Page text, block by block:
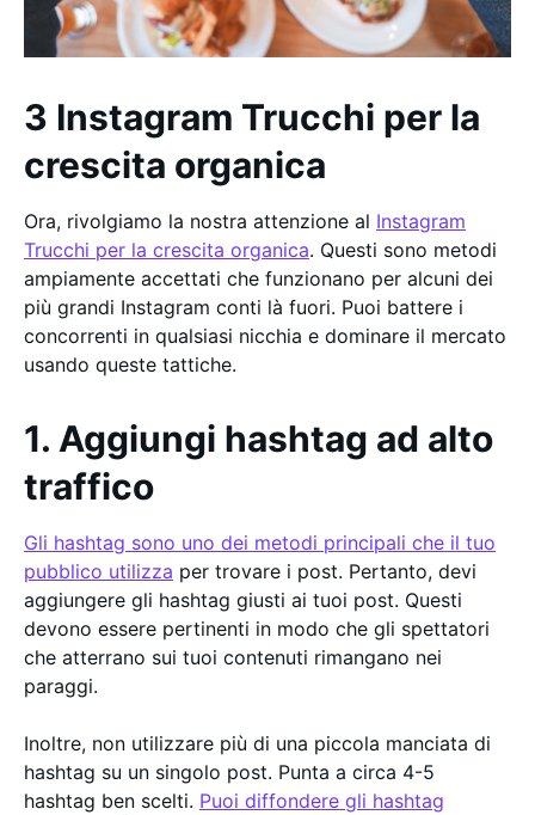
3 Instagram Trucchi per la
crescita organica
Ora, rivolgiamo la nostra attenzione al Instagram
Trucchi per la crescita organica. Questi sono metodi
ampiamente accettati che funzionano per alcuni dei
più grandi Instagram conti là fuori. Puoi battere i
concorrenti in qualsiasi nicchia e dominare il mercato
usando queste tattiche.
1. Aggiungi hashtag ad alto
traffico
Gli hashtag sono uno dei metodi principali che il tuo
pubblico utilizza per trovare i post. Pertanto, devi
aggiungere gli hashtag giusti ai tuoi post. Questi
devono essere pertinenti in modo che gli spettatori
che atterrano sui tuoi contenuti rimangano nei
paraggi.
Inoltre, non utilizzare più di una piccola manciata di
hashtag su un singolo post. Punta a circa 4-5
hashtag ben scelti. Puoi diffondere gli hashtag